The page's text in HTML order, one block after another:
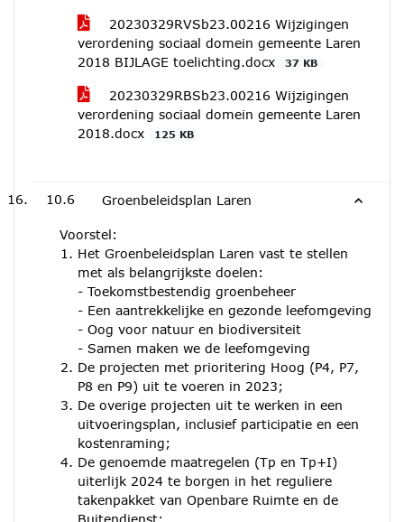
20230329RVSb23.00216 Wijzigingen
verordening sociaal domein gemeente Laren
2018 BIJLAGE toelichting.docx
37 KB
20230329RBSb23.00216 Wijzigingen
verordening sociaal domein gemeente Laren
2018.docx
125 KB
10.6 Groenbeleidsplan Laren
Voorstel:
Het Groenbeleidsplan Laren vast te stellen
met als belangrijkste doelen:
- Toekomstbestendig groenbeheer
- Een aantrekkelijke en gezonde leefomgeving
- Oog voor natuur en biodiversiteit
- Samen maken we de leefomgeving
De projecten met prioritering Hoog (P4, P7,
P8 en P9) uit te voeren in 2023;
De overige projecten uit te werken in een
uitvoeringsplan, inclusief participatie en een
kostenraming;
De genoemde maatregelen (Tp en Tp+I)
uiterlijk 2024 te borgen in het reguliere
takenpakket van Openbare Ruimte en de
Buitendienst;